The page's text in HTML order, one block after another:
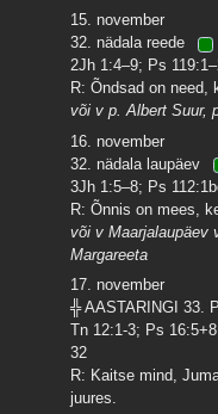
15. november
32. nädala reede
2Jh 1:4–9; Ps
R: Õndsad on need,
või v p. Albert Suur,
16. november
32. nädala laupäev
3Jh 1:5–8; Ps
R: Õnnis on mees,
või v Maarjalaupäev
Margareeta
17. november
╬ AASTARINGI 33.
Tn 12:1-3; Ps
32
R: Kaitse mind,
juures.